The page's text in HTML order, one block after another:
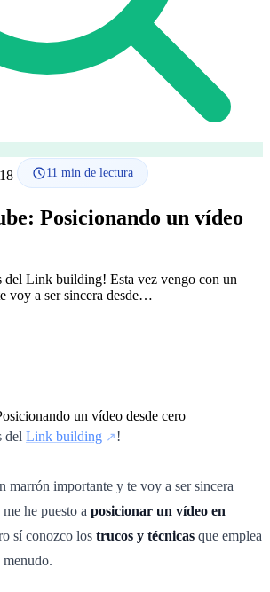
11 min de lectura
Posicionando un vídeo
del Link building! Esta vez vengo con un
voy a ser sincera desde…
del Link building !
marrón importante y te voy a ser sincera
he puesto a posicionar un vídeo en
sí conozco los trucos y técnicas que emplea
menudo.